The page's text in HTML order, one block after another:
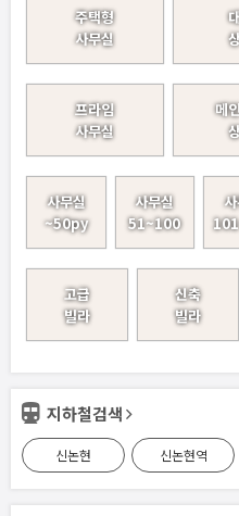
주택형
사무실
프라임
사무실
메
사무실
~50py
사무실
51~100
고급
빌라
신축
빌라
지하철검색
신논현 신논현역